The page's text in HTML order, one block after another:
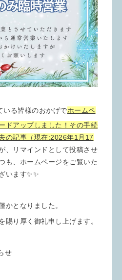
いる皆様のおかげでホームペ
ドアップしました！その手続
の記事（現在:2026年1月17
、リマインドとして投稿させ
も、ホームページをご覧いた
います✨✨
かとなりました。
賜り厚く御礼申し上げます。
せ